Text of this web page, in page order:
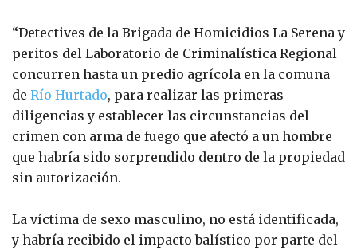
“Detectives de la Brigada de Homicidios La Serena y
peritos del Laboratorio de Criminalística Regional
concurren hasta un predio agrícola en la comuna
de Río Hurtado, para realizar las primeras
diligencias y establecer las circunstancias del
crimen con arma de fuego que afectó a un hombre
que habría sido sorprendido dentro de la propiedad
sin autorización.
La víctima de sexo masculino, no está identificada,
y habría recibido el impacto balístico por parte del